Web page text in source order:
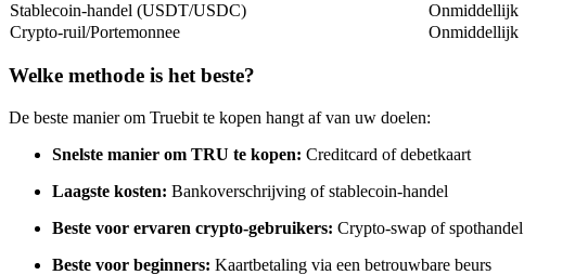
USDC-futures
Futures met USDC als onderpand
Stablecoin-handel (USDT/USDC)
Onmiddellijk
Crypto-ruil/Portemonnee
Onmiddellijk
Welke methode is het beste?
De beste manier om Truebit te kopen hangt af van uw doelen:
Snelste manier om TRU te kopen: Creditcard of debetkaart
Laagste kosten: Bankoverschrijving of stablecoin-handel
Beste voor ervaren crypto-gebruikers: Crypto-swap of spothandel
Beste voor beginners: Kaartbetaling via een betrouwbare beurs